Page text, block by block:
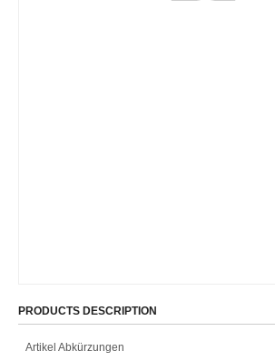
PRODUCTS DESCRIPTION
Artikel Abkürzungen